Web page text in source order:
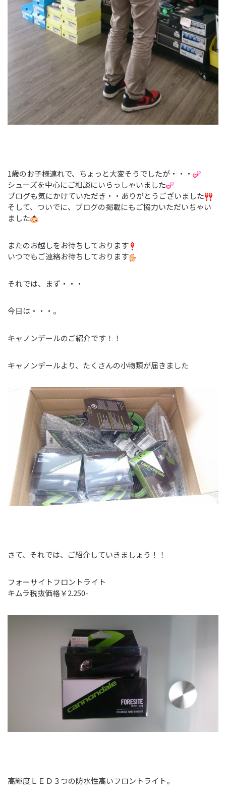
1歳のお子様連れで、ちょっと大変そうでしたが・・・
シューズを中心にご相談にいらっしゃいました
ブログも気にかけていただき・・ありがとうございました
そして、ついでに、ブログの掲載にもご協力いただいちゃい
ました
またのお越しをお待ちしております
いつでもご連絡お待ちしております
それでは、まず・・・
今日は・・・。
キャノンデールのご紹介です！！
キャノンデールより、たくさんの小物類が届きました
さて、それでは、ご紹介していきましょう！！
フォーサイトフロントライト
キムラ税抜価格￥2.250-
高輝度ＬＥＤ３つの防水性高いフロントライト。